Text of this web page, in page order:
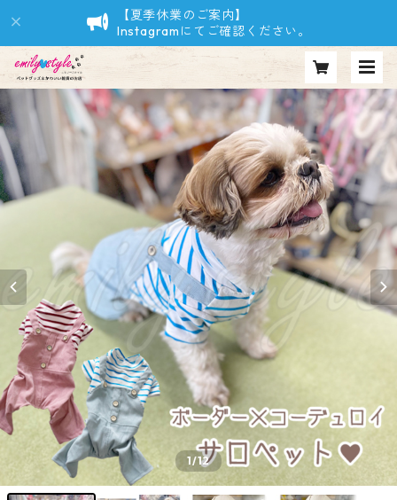
【夏季休業のご案内】
Instagramにてご確認ください。
1/12